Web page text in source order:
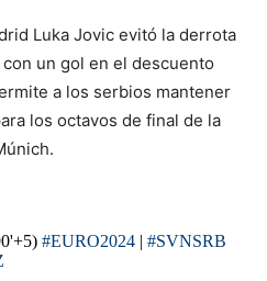
Luka Jovic evitó la derrota
un gol en el descuento
a los serbios mantener
los octavos de final de la
#EURO2024| #SVNSRB